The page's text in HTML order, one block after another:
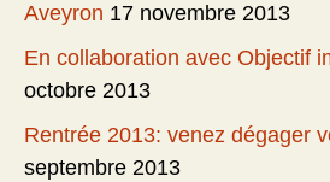
Aveyron 17 novembre 2013
En collaboration avec Objectif
octobre 2013
Rentrée 2013: venez dégager
septembre 2013